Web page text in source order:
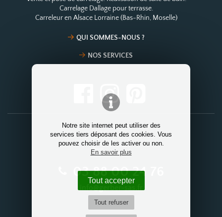
Notre site internet peut utiliser des
services tiers déposant des cookies. Vous
pouvez choisir de les activer ou non.
En savoir plus
Tout accepter
Tout refuser
Carrelage Dallage pour terrasse.
Carreleur en Alsace Lorraine (Bas-Rhin, Moselle)
QUI SOMMES-NOUS ?
NOS SERVICES
Contact
03 88 00 24 76
info@gerber-sas.fr